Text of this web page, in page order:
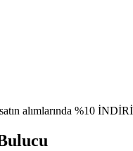
alımlarında %10